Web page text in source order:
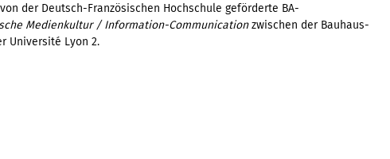
der Deutsch-Französischen Hochschule geförderte BA-
Medienkultur / Information-Communicationzwischen der Bauhaus-
Université Lyon 2.